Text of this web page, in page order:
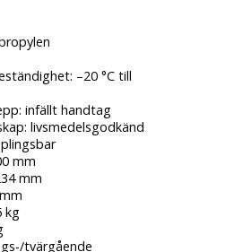
–20 °C till
infällt handtag
livsmedelsgodkänd
mm
mm
kg
tvärgående